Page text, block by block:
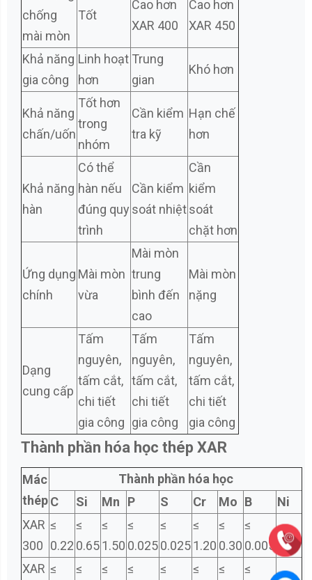
chống
mài mòn
Tốt
Cao hơn
XAR 400
Cao hơn
XAR 450
Khả năng
gia công
Linh hoạt
hơn
Trung
gian
Khó hơn
Khả năng
chấn/uốn
Tốt hơn
trong
nhóm
Cần kiểm
tra kỹ
Hạn chế
hơn
Khả năng
hàn
Có thể
hàn nếu
đúng quy
trình
Cần kiểm
soát nhiệt
Cần
kiểm
soát
chặt hơn
Ứng dụng
chính
Mài mòn
vừa
Mài mòn
trung
bình đến
cao
Mài mòn
nặng
Dạng
cung cấp
Tấm
nguyên,
tấm cắt,
chi tiết
gia công
Tấm
nguyên,
tấm cắt,
chi tiết
gia công
Tấm
nguyên,
tấm cắt,
chi tiết
gia công
Thành phần hóa học thép XAR
Mác
thép
Thành phần hóa học
C
Si Mn P S Cr Mo B
Ni
XAR
300
≤
0.22
≤
0.65
≤
1.50
≤
0.025
≤
0.025
≤
1.20
≤
0.30
≤
0.005
XAR ≤ ≤ ≤ ≤ ≤ ≤ ≤ ≤